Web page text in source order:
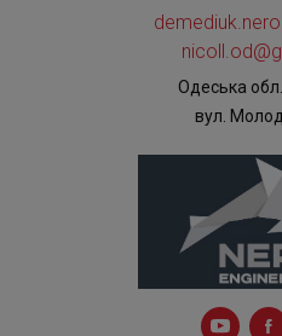
Одеська
вул.